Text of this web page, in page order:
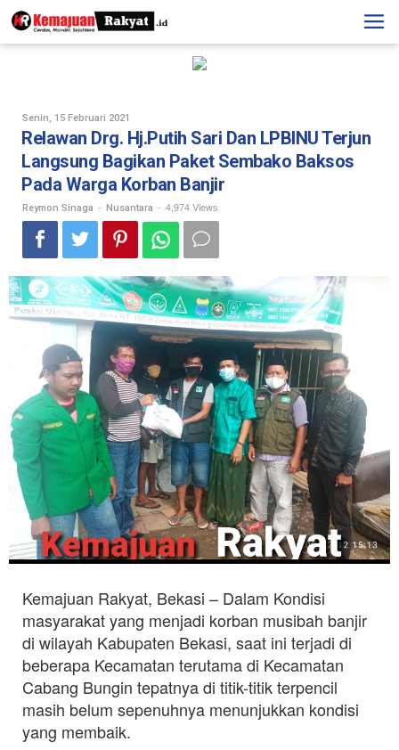
Skip
to
content
Senin, 15 Februari 2021
Reymon
Sinaga
Relawan Drg. Hj.Putih Sari Dan LPBINU Terjun
Langsung Bagikan Paket Sembako Baksos
Pada Warga Korban Banjir
Reymon Sinaga - Nusantara - 4,974 Views
Kemajuan Rakyat, Bekasi – Dalam Kondisi
masyarakat yang menjadi korban musibah banjir
di wilayah Kabupaten Bekasi, saat ini terjadi di
beberapa Kecamatan terutama di Kecamatan
Cabang Bungin tepatnya di titik-titik terpencil
masih belum sepenuhnya menunjukkan kondisi
yang membaik.